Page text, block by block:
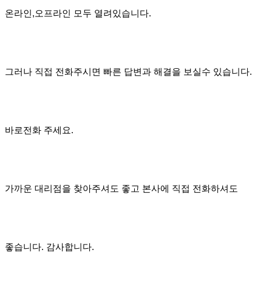
온라인,오프라인 모두 열려있습니다.
그러나 직접 전화주시면 빠른 답변과 해결을 보실수 있습니다.
바로전화 주세요.
가까운 대리점을 찾아주셔도 좋고 본사에 직접 전화하셔도
좋습니다. 감사합니다.